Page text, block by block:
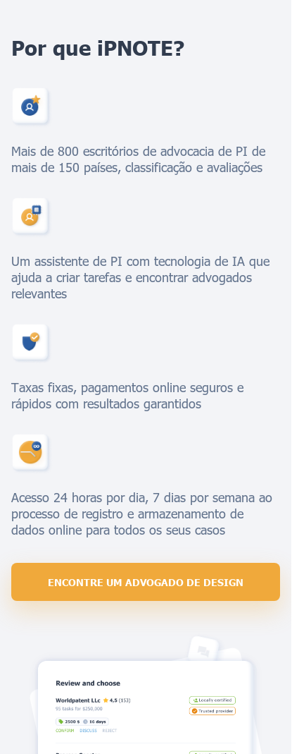
Por que iPNOTE?
Mais de 800 escritórios de advocacia de PI de
mais de 150 países, classificação e avaliações
Um assistente de PI com tecnologia de IA que
ajuda a criar tarefas e encontrar advogados
relevantes
Taxas fixas, pagamentos online seguros e
rápidos com resultados garantidos
Acesso 24 horas por dia, 7 dias por semana ao
processo de registro e armazenamento de
dados online para todos os seus casos
ENCONTRE UM ADVOGADO DE DESIGN